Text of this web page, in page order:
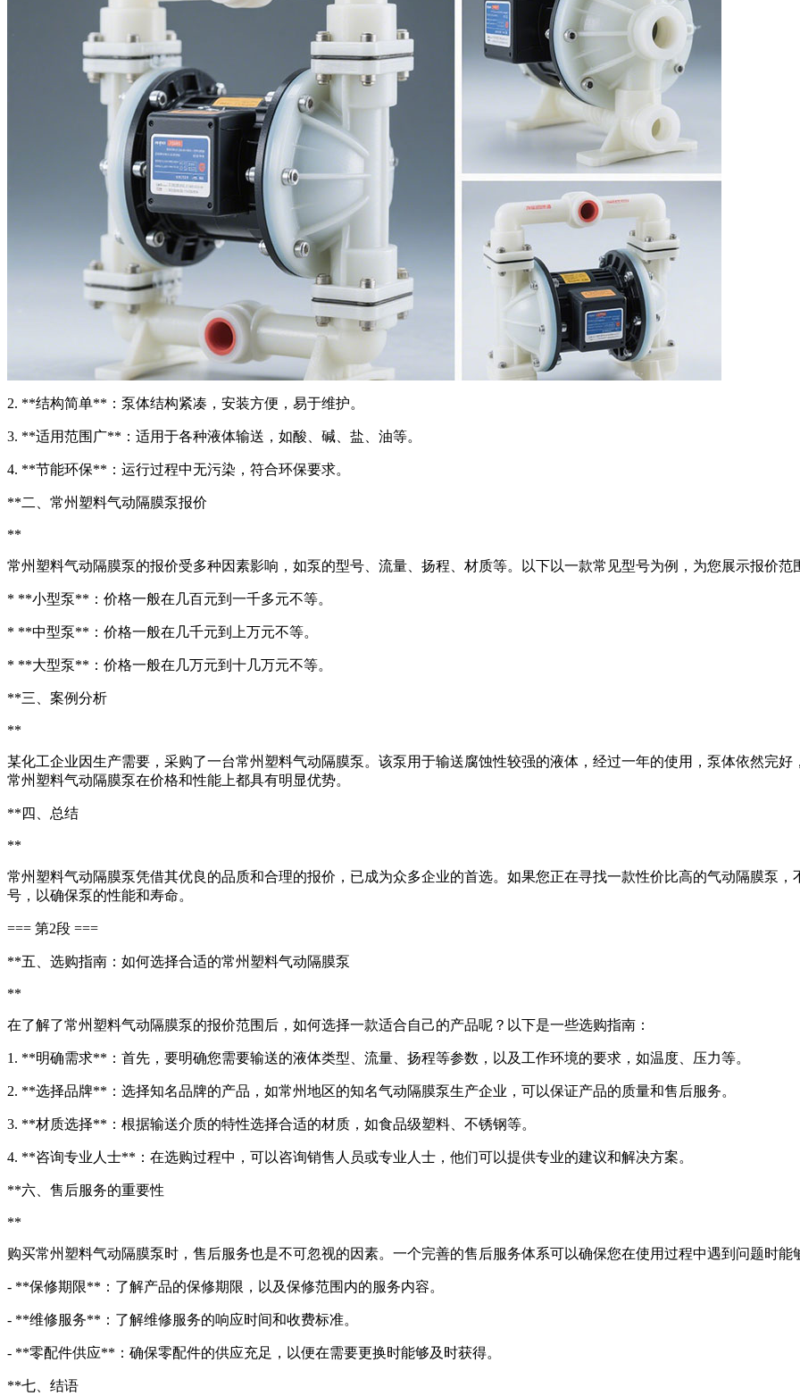
2. **结构简单**：泵体结构紧凑，安装方便，易于维护。
3. **适用范围广**：适用于各种液体输送，如酸、碱、盐、油等。
4. **节能环保**：运行过程中无污染，符合环保要求。
**二、常州塑料气动隔膜泵报价
**
常州塑料气动隔膜泵的报价受多种因素影响，如泵的型号、流量、扬程、材质等。以下以一款常见型号为例，为您展示报价范
* **小型泵**：价格一般在几百元到一千多元不等。
* **中型泵**：价格一般在几千元到上万元不等。
* **大型泵**：价格一般在几万元到十几万元不等。
**三、案例分析
**
某化工企业因生产需要，采购了一台常州塑料气动隔膜泵。该泵用于输送腐蚀性较强的液体，经过一年的使用，泵体依然完
常州塑料气动隔膜泵在价格和性能上都具有明显优势。
**四、总结
**
常州塑料气动隔膜泵凭借其优良的品质和合理的报价，已成为众多企业的首选。如果您正在寻找一款性价比高的气动隔膜泵
号，以确保泵的性能和寿命。
=== 第2段 ===
**五、选购指南：如何选择合适的常州塑料气动隔膜泵
**
在了解了常州塑料气动隔膜泵的报价范围后，如何选择一款适合自己的产品呢？以下是一些选购指南：
1. **明确需求**：首先，要明确您需要输送的液体类型、流量、扬程等参数，以及工作环境的要求，如温度、压力等。
2. **选择品牌**：选择知名品牌的产品，如常州地区的知名气动隔膜泵生产企业，可以保证产品的质量和售后服务。
3. **材质选择**：根据输送介质的特性选择合适的材质，如食品级塑料、不锈钢等。
4. **咨询专业人士**：在选购过程中，可以咨询销售人员或专业人士，他们可以提供专业的建议和解决方案。
**六、售后服务的重要性
**
购买常州塑料气动隔膜泵时，售后服务也是不可忽视的因素。一个完善的售后服务体系可以确保您在使用过程中遇到问题时
- **保修期限**：了解产品的保修期限，以及保修范围内的服务内容。
- **维修服务**：了解维修服务的响应时间和收费标准。
- **零配件供应**：确保零配件的供应充足，以便在需要更换时能够及时获得。
**七、结语